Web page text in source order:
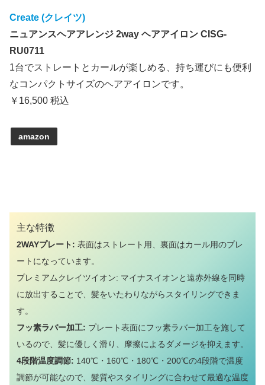
Create (クレイツ)
ニュアンスヘアアレンジ 2way ヘアアイロン CISG-
RU0711
1台でストレートとカールが楽しめる、持ち運びにも便利
なコンパクトサイズのヘアアイロンです。
￥16,500 税込
amazon
主な特徴
2WAYプレート: 表面はストレート用、裏面はカール用のプレ
ートになっています。
プレミアムクレイツイオン: マイナスイオンと遠赤外線を同時
に放出することで、髪をいたわりながらスタイリングできま
す。
フッ素ラバー加工: プレート表面にフッ素ラバー加工を施して
いるので、髪に優しく滑り、摩擦によるダメージを抑えます。
4段階温度調節: 140℃・160℃・180℃・200℃の4段階で温度
調節が可能なので、髪質やスタイリングに合わせて最適な温度